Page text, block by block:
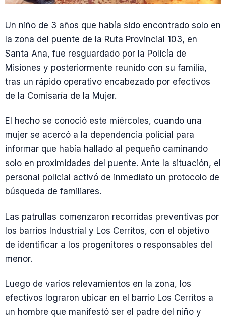
Un niño de 3 años que había sido encontrado solo en
la zona del puente de la Ruta Provincial 103, en
Santa Ana, fue resguardado por la Policía de
Misiones y posteriormente reunido con su familia,
tras un rápido operativo encabezado por efectivos
de la Comisaría de la Mujer.
El hecho se conoció este miércoles, cuando una
mujer se acercó a la dependencia policial para
informar que había hallado al pequeño caminando
solo en proximidades del puente. Ante la situación, el
personal policial activó de inmediato un protocolo de
búsqueda de familiares.
Las patrullas comenzaron recorridas preventivas por
los barrios Industrial y Los Cerritos, con el objetivo
de identificar a los progenitores o responsables del
menor.
Luego de varios relevamientos en la zona, los
efectivos lograron ubicar en el barrio Los Cerritos a
un hombre que manifestó ser el padre del niño y